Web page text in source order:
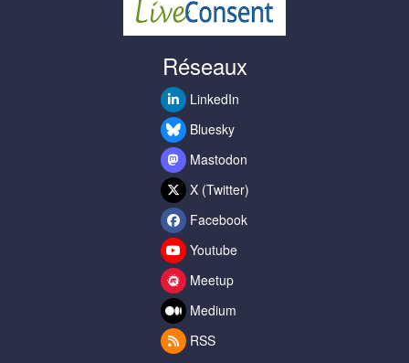
Réseaux
LinkedIn
Bluesky
Mastodon
X (Twitter)
Facebook
Youtube
Meetup
Medium
RSS